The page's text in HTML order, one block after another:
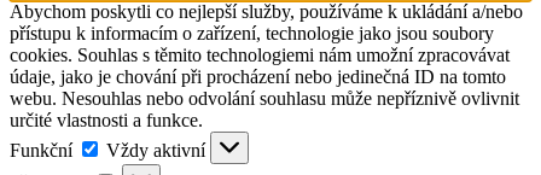
Abychom poskytli co nejlepší služby, používáme k ukládání a/nebo
přístupu k informacím o zařízení, technologie jako jsou soubory
cookies. Souhlas s těmito technologiemi nám umožní zpracovávat
údaje, jako je chování při procházení nebo jedinečná ID na tomto
webu. Nesouhlas nebo odvolání souhlasu může nepříznivě ovlivnit
určité vlastnosti a funkce.
Funkční
Funkční
Vždy aktivní